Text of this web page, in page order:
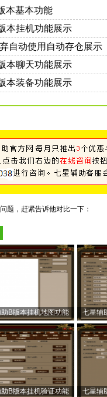
本基本功能
本挂机功能展示
自动使用自动存仓展示
本聊天功能展示
本装备功能展示
题，赶紧告诉他对比一下：
B版本挂机地图功能 七星辅
B版本挂机验证功能 七星辅